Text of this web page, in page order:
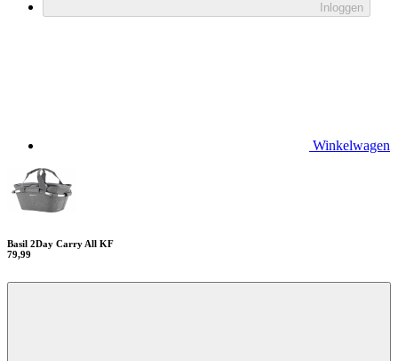
Inloggen
Winkelwagen
Basil 2Day Carry All KF
79,99